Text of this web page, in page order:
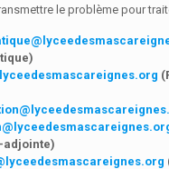
le problème pour
adjointe)